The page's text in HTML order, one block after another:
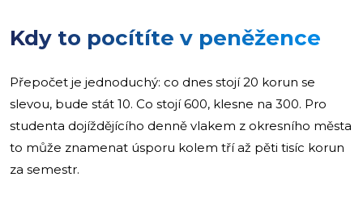
Kdy to pocítíte v peněžence
Přepočet je jednoduchý: co dnes stojí 20 korun se
slevou, bude stát 10. Co stojí 600, klesne na 300. Pro
studenta dojíždějícího denně vlakem z okresního města
to může znamenat úsporu kolem tří až pěti tisíc korun
za semestr.